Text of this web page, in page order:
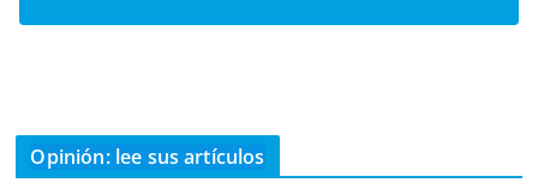
Opinión: lee sus artículos